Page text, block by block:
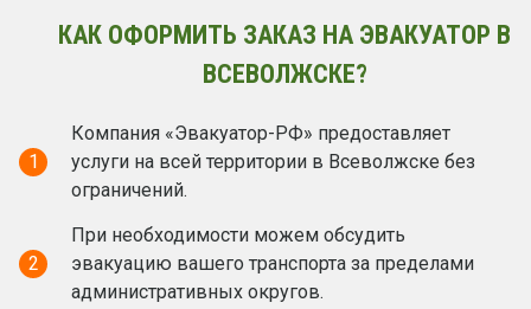
КАК ОФОРМИТЬ ЗАКАЗ НА ЭВАКУАТОР В
ВСЕВОЛЖСКЕ?
1
Компания «Эвакуатор-РФ» предоставляет
услуги на всей территории в Всеволжске без
ограничений.
2
При необходимости можем обсудить
эвакуацию вашего транспорта за пределами
административных округов.